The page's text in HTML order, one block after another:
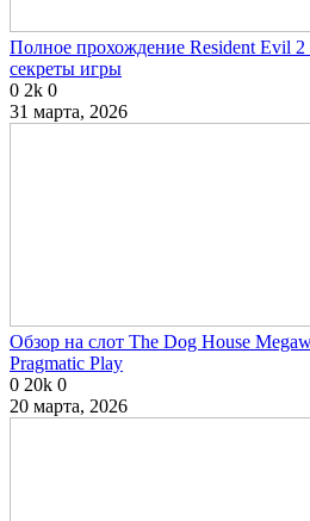
Полное прохождение Resident Evil
секреты игры
0 2k 0
31 марта, 2026
Обзор на слот The Dog House
Pragmatic Play
0 20k 0
20 марта, 2026